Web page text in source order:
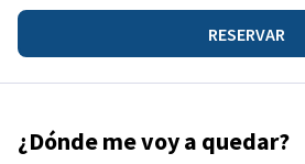
RESERVAR
¿Dónde me voy a quedar?